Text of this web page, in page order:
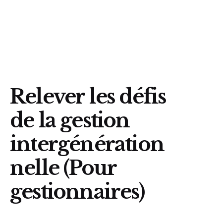
Relever les défis
de la gestion
intergénération
nelle (Pour
gestionnaires)